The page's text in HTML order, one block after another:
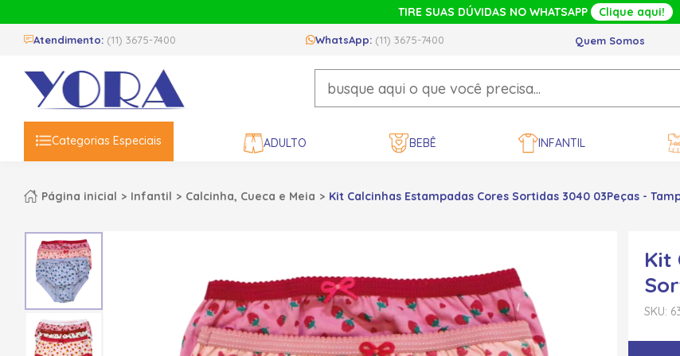
TIRE SUAS DÚVIDAS NO WHATSAPP Clique aqui!
Atendimento: (11) 3675-7400 WhatsApp: (11) 3675-7400 Quem Somos
Categorias Especiais ADULTO BEBÊ INFANTIL
Página inicial Infantil Calcinha, Cueca e Meia Kit Calcinhas Estampadas Cores Sortidas 3040 03Peças -
Kit
SKU: